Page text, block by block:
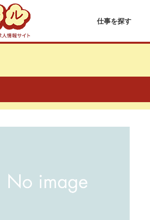
仕事を探す